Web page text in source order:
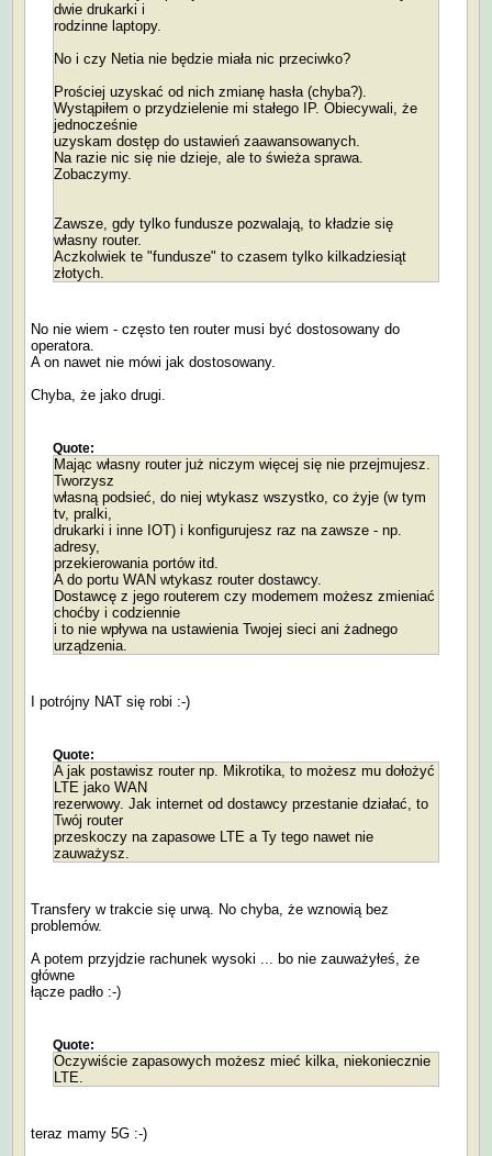
dwie drukarki i
rodzinne laptopy.
No i czy Netia nie będzie miała nic przeciwko?
Prościej uzyskać od nich zmianę hasła (chyba?).
Wystąpiłem o przydzielenie mi stałego IP. Obiecywali, że
jednocześnie
uzyskam dostęp do ustawień zaawansowanych.
Na razie nic się nie dzieje, ale to świeża sprawa.
Zobaczymy.
Zawsze, gdy tylko fundusze pozwalają, to kładzie się
własny router.
Aczkolwiek te "fundusze" to czasem tylko kilkadziesiąt
złotych.
No nie wiem - często ten router musi być dostosowany do
operatora.
A on nawet nie mówi jak dostosowany.
Chyba, że jako drugi.
Quote:
Mając własny router już niczym więcej się nie przejmujesz.
Tworzysz
własną podsieć, do niej wtykasz wszystko, co żyje (w tym
tv, pralki,
drukarki i inne IOT) i konfigurujesz raz na zawsze - np.
adresy,
przekierowania portów itd.
A do portu WAN wtykasz router dostawcy.
Dostawcę z jego routerem czy modemem możesz zmieniać
choćby i codziennie
i to nie wpływa na ustawienia Twojej sieci ani żadnego
urządzenia.
I potrójny NAT się robi :-)
Quote:
A jak postawisz router np. Mikrotika, to możesz mu dołożyć
LTE jako WAN
rezerwowy. Jak internet od dostawcy przestanie działać, to
Twój router
przeskoczy na zapasowe LTE a Ty tego nawet nie
zauważysz.
Transfery w trakcie się urwą. No chyba, że wznowią bez
problemów.
A potem przyjdzie rachunek wysoki ... bo nie zauważyłeś, że
główne
łącze padło :-)
Quote:
Oczywiście zapasowych możesz mieć kilka, niekoniecznie
LTE.
teraz mamy 5G :-)